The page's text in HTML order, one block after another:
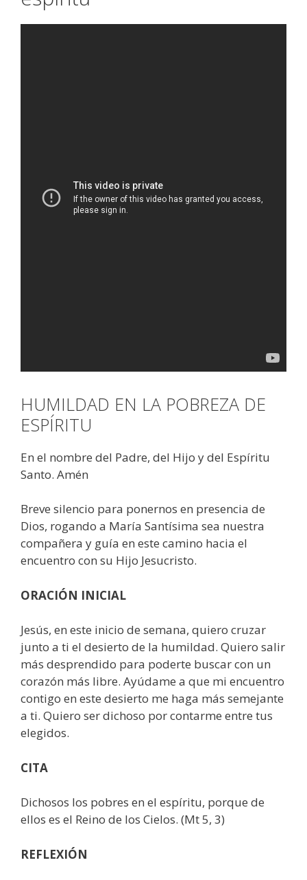
HUMILDAD EN LA POBREZA DE
ESPÍRITU
En el nombre del Padre, del Hijo y del Espíritu
Santo. Amén
Breve silencio para ponernos en presencia de
Dios, rogando a María Santísima sea nuestra
compañera y guía en este camino hacia el
encuentro con su Hijo Jesucristo.
ORACIÓN INICIAL
Jesús, en este inicio de semana, quiero cruzar
junto a ti el desierto de la humildad. Quiero salir
más desprendido para poderte buscar con un
corazón más libre. Ayúdame a que mi encuentro
contigo en este desierto me haga más semejante
a ti. Quiero ser dichoso por contarme entre tus
elegidos.
CITA
Dichosos los pobres en el espíritu, porque de
ellos es el Reino de los Cielos. (Mt 5, 3)
REFLEXIÓN